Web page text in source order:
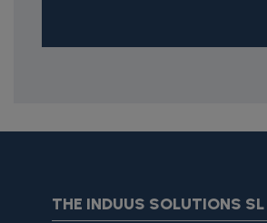
THE INDUUS SOLUTIONS SL
"review": { "@type": "Review", "author":
es excelente, lo recomiendo